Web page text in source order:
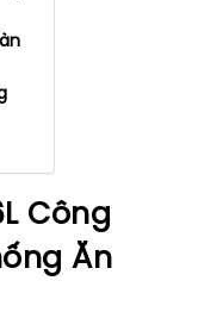
Công
Ăn